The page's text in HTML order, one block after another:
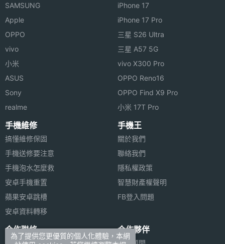
SAMSUNG
Apple
OPPO
vivo
小米
ASUS
Sony
realme
iPhone 17
iPhone 17 Pro
三星 S26 Ultra
三星 A57 5G
vivo X300 Pro
OPPO Reno16
OPPO Find X9 Pro
小米 17T Pro
手機維修
搞懂維修保固
手機送修要注意
手機泡水怎麼救
安卓手機重置
蘋果安卓跳槽
安卓資料轉移
手機王
關於我們
聯絡我們
隱私權政策
智慧財產權聲明
FB登入問題
合作聯絡 合作夥伴
為了提供您更優質的個人化體驗，本網